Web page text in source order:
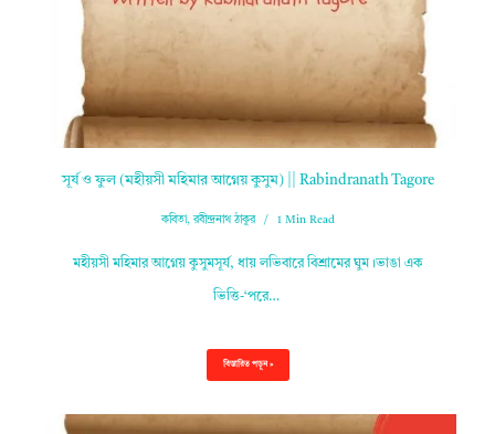
সূর্য ও ফুল (মহীয়সী মহিমার আগ্নেয় কুসুম) || Rabindranath Tagore
কবিতা,রবীন্দ্রনাথ ঠাকুর 1 Min Read
মহীয়সী মহিমার আগ্নেয় কুসুমসূর্য, ধায় লভিবারে বিশ্রামের ঘুম।ভাঙা এক
ভিত্তি-‘পরে…
বিস্তারিত পড়ুন »